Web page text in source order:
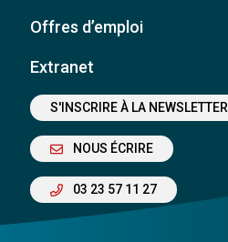
Offres d’emploi
Extranet
S'INSCRIRE À LA NEWSLETTER
NOUS ÉCRIRE
03 23 57 11 27